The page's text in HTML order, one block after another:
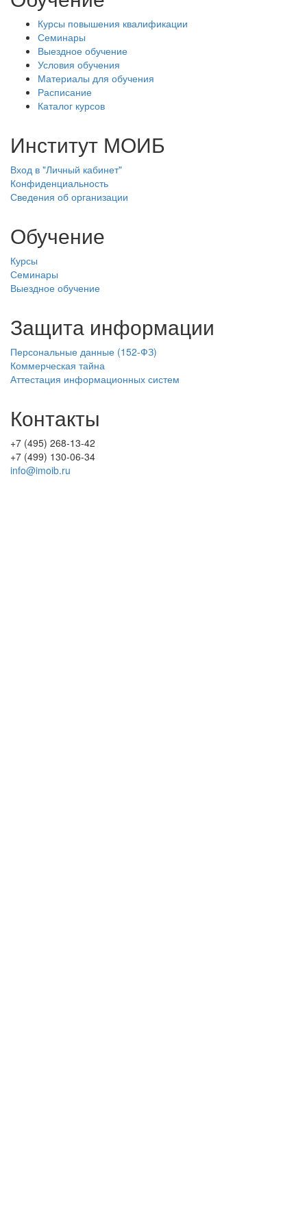
Курсы повышения квалификации
Семинары
Выездное обучение
Условия обучения
Материалы для обучения
Расписание
Каталог курсов
Институт МОИБ
Вход в "Личный кабинет"
Конфиденциальность
Сведения об организации
Обучение
Курсы
Семинары
Выездное обучение
Защита информации
Персональные данные (152-ФЗ)
Коммерческая тайна
Аттестация информационных систем
Контакты
+7 (495) 268-13-42
+7 (499) 130-06-34
info@imoib.ru